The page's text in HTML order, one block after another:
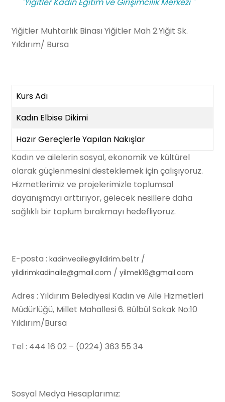
"Yiğitler Kadın Eğitim ve Girişimcilik Merkezi "
Yiğitler Muhtarlık Binası Yiğitler Mah 2.Yiğit Sk.
Yıldırım/ Bursa
Kurs Adı
Kadın Elbise Dikimi
Hazır Gereçlerle Yapılan Nakışlar
Kadın ve ailelerin sosyal, ekonomik ve kültürel
olarak güçlenmesini desteklemek için çalışıyoruz.
Hizmetlerimiz ve projelerimizle toplumsal
dayanışmayı arttırıyor, gelecek nesillere daha
sağlıklı bir toplum bırakmayı hedefliyoruz.
E-posta : kadinveaile@yildirim.bel.tr /
yildirimkadinaile@gmail.com / yilmek16@gmail.com
Adres : Yıldırım Belediyesi Kadın ve Aile Hizmetleri
Müdürlüğü, Millet Mahallesi 6. Bülbül Sokak No:10
Yıldırım/Bursa
Tel : 444 16 02 – (0224) 363 55 34
Sosyal Medya Hesaplarımız: